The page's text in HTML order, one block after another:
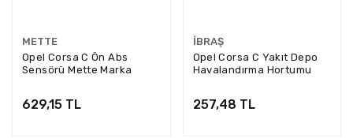
METTE
Opel Corsa C Ön Abs
Sensörü Mette Marka
629,15 TL
İBRAŞ
Opel Corsa C Yakıt Depo
Havalandırma Hortumu
257,48 TL